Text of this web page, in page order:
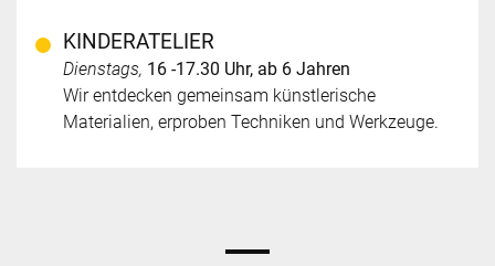
KINDERATELIER
Dienstags, 16 -17.30 Uhr, ab 6 Jahren
Wir entdecken gemeinsam künstlerische
Materialien, erproben Techniken und Werkzeuge.